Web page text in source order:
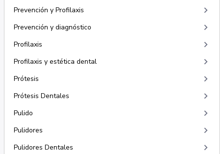
Prevención y Profilaxis keyboard_arrow_right
Prevención y diagnóstico keyboard_arrow_right
Profilaxis keyboard_arrow_right
Profilaxis y estética dental keyboard_arrow_right
Prótesis keyboard_arrow_right
Prótesis Dentales keyboard_arrow_right
Pulido keyboard_arrow_right
Pulidores keyboard_arrow_right
Pulidores Dentales keyboard_arrow_right